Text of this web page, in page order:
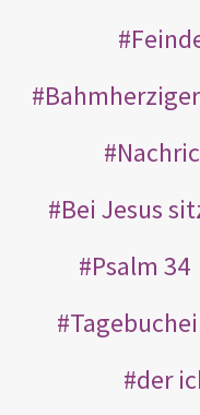
Bei Jesus
Psalm 34
der